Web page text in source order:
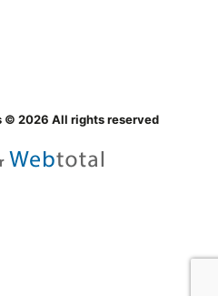
© 2026 All rights reserved